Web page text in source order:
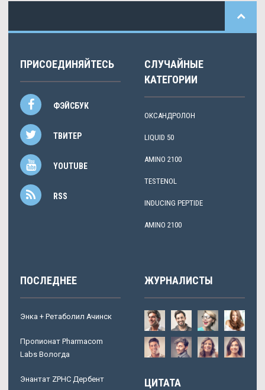
ПРИСОЕДИНЯЙТЕСЬ
ФЭЙСБУК
ТВИТЕР
YOUTUBE
RSS
СЛУЧАЙНЫЕ
КАТЕГОРИИ
ОКСАНДРОЛОН
LIQUID 50
AMINO 2100
TESTENOL
INDUCING PEPTIDE
AMINO 2100
ПОСЛЕДНЕЕ
Энка + Ретаболил Ачинск
Пропионат Pharmacom
Labs Вологда
Энантат ZPHC Дербент
ЖУРНАЛИСТЫ
ЦИТАТА